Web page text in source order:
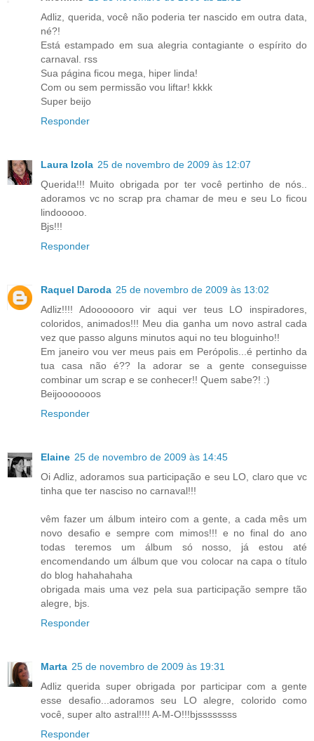
Adliz, querida, você não poderia ter nascido em outra data,
né?!
Está estampado em sua alegria contagiante o espírito do
carnaval. rss
Sua página ficou mega, hiper linda!
Com ou sem permissão vou liftar! kkkk
Super beijo
Responder
Laura Izola 25 de novembro de 2009 às 12:07
Querida!!! Muito obrigada por ter você pertinho de nós..
adoramos vc no scrap pra chamar de meu e seu Lo ficou
lindooooo.
Bjs!!!
Responder
Raquel Daroda 25 de novembro de 2009 às 13:02
Adliz!!!! Adooooooro vir aqui ver teus LO inspiradores,
coloridos, animados!!! Meu dia ganha um novo astral cada
vez que passo alguns minutos aqui no teu bloguinho!!
Em janeiro vou ver meus pais em Perópolis...é pertinho da
tua casa não é?? Ia adorar se a gente conseguisse
combinar um scrap e se conhecer!! Quem sabe?! :)
Beijooooooos
Responder
Elaine 25 de novembro de 2009 às 14:45
Oi Adliz, adoramos sua participação e seu LO, claro que vc
tinha que ter nasciso no carnaval!!!
vêm fazer um álbum inteiro com a gente, a cada mês um
novo desafio e sempre com mimos!!! e no final do ano
todas teremos um álbum só nosso, já estou até
encomendando um álbum que vou colocar na capa o título
do blog hahahahaha
obrigada mais uma vez pela sua participação sempre tão
alegre, bjs.
Responder
Marta 25 de novembro de 2009 às 19:31
Adliz querida super obrigada por participar com a gente
esse desafio...adoramos seu LO alegre, colorido como
você, super alto astral!!!! A-M-O!!!bjssssssss
Responder